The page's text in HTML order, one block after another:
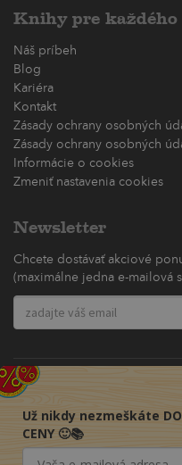
Knihy pre každého
Náš príbeh
Blog
Kariéra
Kontakt
Zásady ochrany osobných
Zásady ochrany osobných
Informácie o cookies
Zmeniť nastavenia cookies
Newsletter
Chcete dostávať akciové
(maximálne jedna e-mailová
Už nikdy nezmeškáte
CENY 🙂📚